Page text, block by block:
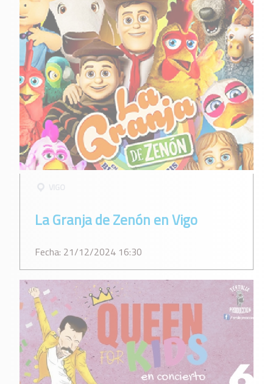
La Granja de Zenón en Vigo
Fecha: 21/12/2024 16:30